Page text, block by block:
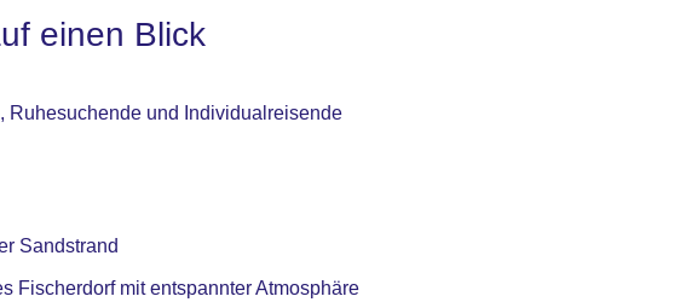
einen Blick
Ruhesuchende und Individualreisende
Sandstrand
Fischerdorf mit entspannter Atmosphäre